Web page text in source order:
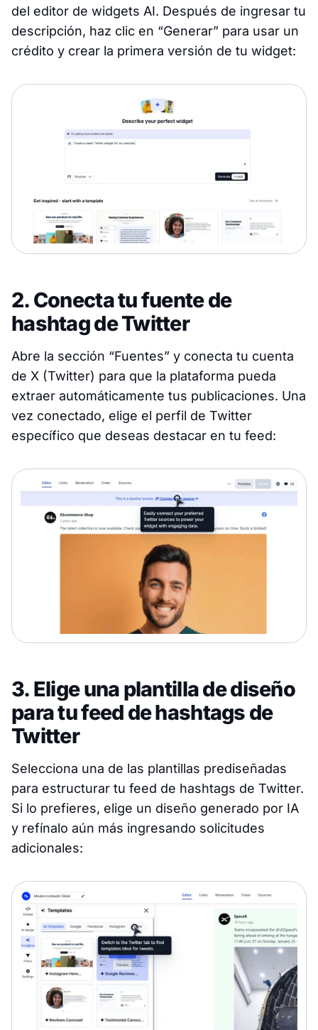
del editor de widgets AI. Después de ingresar tu
descripción, haz clic en “Generar” para usar un
crédito y crear la primera versión de tu widget:
2. Conecta tu fuente de
hashtag de Twitter
Abre la sección “Fuentes” y conecta tu cuenta
de X (Twitter) para que la plataforma pueda
extraer automáticamente tus publicaciones. Una
vez conectado, elige el perfil de Twitter
específico que deseas destacar en tu feed:
3. Elige una plantilla de diseño
para tu feed de hashtags de
Twitter
Selecciona una de las plantillas prediseñadas
para estructurar tu feed de hashtags de Twitter.
Si lo prefieres, elige un diseño generado por IA
y refínalo aún más ingresando solicitudes
adicionales: